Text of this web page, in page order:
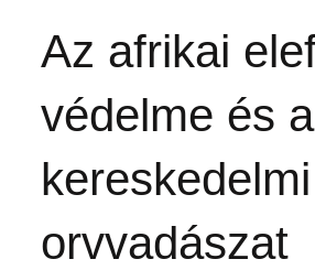
Az afrikai
védelme és a
kereskedelmi
orvvadászat